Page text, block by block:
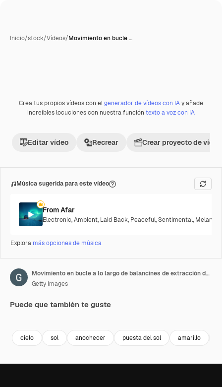
Inicio/stock/Vídeos/Movimiento en bucle …
Premium
Crea tus propios vídeos con elgenerador de vídeos con IAy añade
increíbles locuciones con nuestra función texto a voz con IA
Editar vídeo Recrear Crear proyecto de vídeo
Música sugerida para este vídeo
From Afar
Electronic,Ambient, Laid Back, Peaceful,Sentimental,
Explora más opciones de música
Movimiento en bucle a lo largo de balancines de extracción de petróleo al anochecer
Getty Images
Puede que también te guste
cielo sol anochecer puesta del sol amarillo